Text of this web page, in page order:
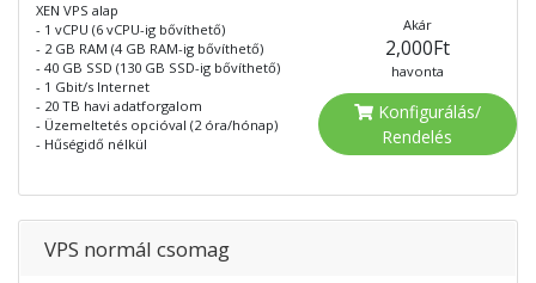
XEN VPS alap
- 1 vCPU (6 vCPU-ig bővíthető)
- 2 GB RAM (4 GB RAM-ig bővíthető)
- 40 GB SSD (130 GB SSD-ig bővíthető)
- 1 Gbit/s Internet
- 20 TB havi adatforgalom
- Üzemeltetés opcióval (2 óra/hónap)
- Hűségidő nélkül
Akár
2,000Ft
havonta
Konfigurálás/
Rendelés
VPS normál csomag